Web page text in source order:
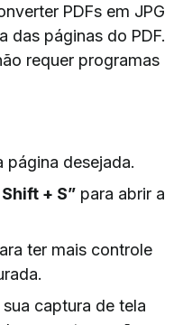
PDFs em JPG
das páginas do PDF.
requer programas
página desejada.
+ S” para abrir a
ter mais controle
captura de tela